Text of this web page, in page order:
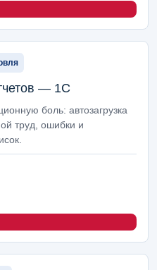
70
сервисы 42
36
— 1С
боль: автозагрузка
труд, ошибки и